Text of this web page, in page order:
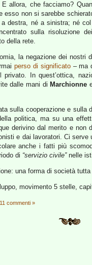
E allora, che facciamo?
esso non si sarebbe
a destra, né a sinistra; né
sulla risoluzione
della rete.
la negazione dei
perso di significato– ma
In quest’ottica,
dalle mani di Marchionne
sulla cooperazione e
politica, ma su una
derivino dal merito e non
e dai lavoratori. Ci
anche i fatti più
di “servizio civile”nelle
una forma di società
movimento 5 stelle,
11 commenti »